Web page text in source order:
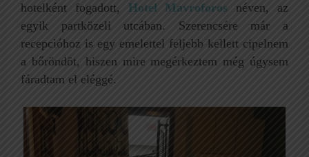
hotelként fogadott, Hotel Mavroforos néven, az
egyik partközeli utcában. Szerencsére már a
recepcióhoz is egy emelettel feljebb kellett cipelnem
a bőröndöt, hiszen mire megérkeztem még úgysem
fáradtam el eléggé.